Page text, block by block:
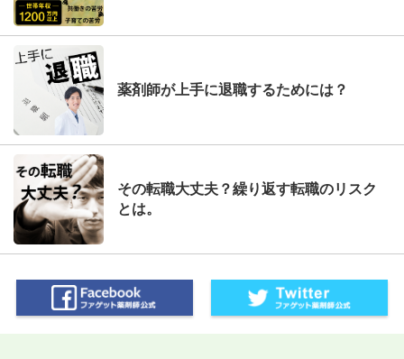
薬剤師が上手に退職するためには？
その転職大丈夫？繰り返す転職のリスク
とは。